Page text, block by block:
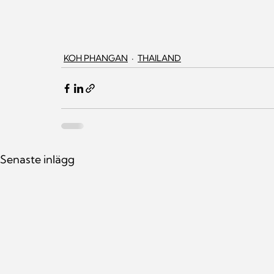
KOH PHANGAN THAILAND
Senaste inlägg